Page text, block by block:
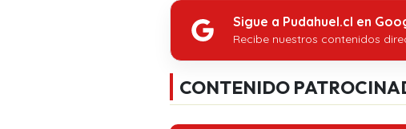
Sigue a Pudahuel.cl en
Recibe nuestros contenidos
CONTENIDO